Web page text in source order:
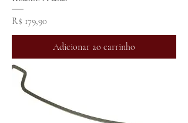
Preço
R$ 179,90
Adicionar ao carrinho